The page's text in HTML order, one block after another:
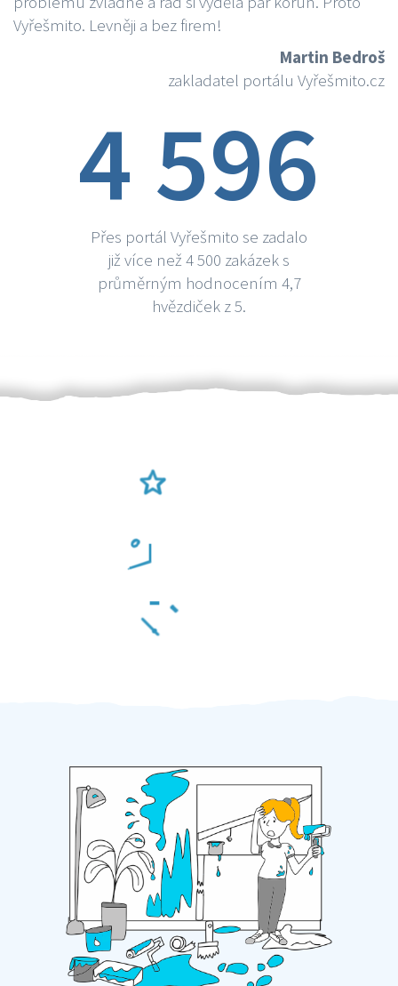
Vyřešmito. Levněji a bez firem!
Martin Bedroš
zakladatel portálu Vyřešmito.cz
4 596
Přes portál Vyřešmito se zadalo
již více než 4 500 zakázek s
průměrným hodnocením 4,7
hvězdiček z 5.